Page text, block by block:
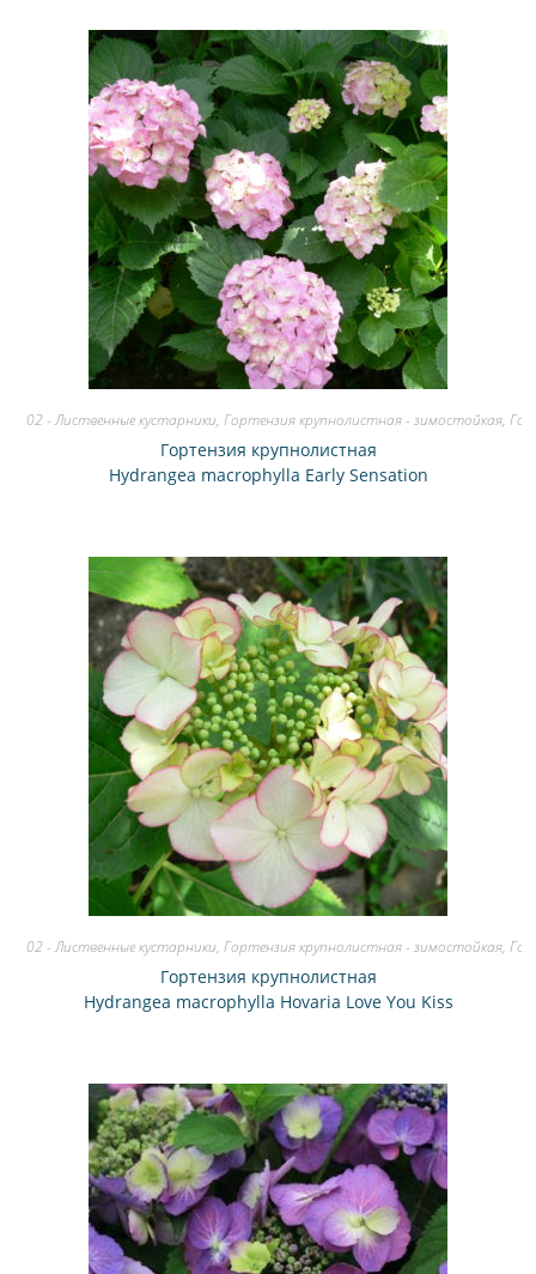
02 - Лиственные кустарники,Гортензия крупнолистная - зимостойкая,
Гортензия крупнолистная
Hydrangea macrophylla Early Sensation
02 - Лиственные кустарники,Гортензия крупнолистная - зимостойкая,
Гортензия крупнолистная
Hydrangea macrophylla Hovaria Love You Kiss